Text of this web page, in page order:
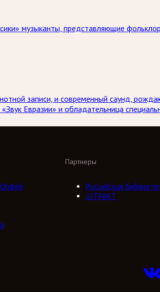
музыканты, представляющие
записи, и современный саунд,
Евразии» и обладательница
Партнеры
Российская
///ТРАКТ